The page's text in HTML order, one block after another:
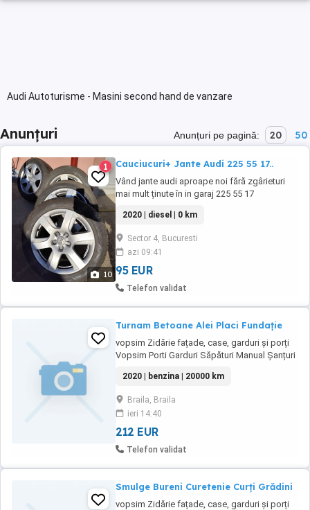
Audi Autoturisme - Masini second hand de vanzare
Anunțuri Anunțuri pe pagină: 20 50
10
1 Cauciucuri+ Jante Audi 225 55 17..
Vând jante audi aproape noi fără zgârieturi
mai mult ținute în in garaj 225 55 17
=250 Ron buc Jantă. = 300 Ron buc
2020 | diesel | 0 km
Sector 4, Bucuresti
azi 09:41
95 EUR
Telefon validat
Turnam Betoane Alei Placi Fundație
vopsim Zidărie fațade, case, garduri și porți
Vopsim Porti Garduri Săpături Manual Șanțuri
Mobilier de Grădină Vopsim Tabla Încarcam
Descarcam Răspundem doar la nr de tel
afișat în anunț Sunati intre orele de 9 1 7 Zilnic
Mă găsești pe Brăila Disponibil ...
2020 | benzina | 20000 km
Braila, Braila
ieri 14:40
212 EUR
Telefon validat
Smulge Bureni Curetenie Curți Grădini
vopsim Zidărie fațade, case, garduri și porți